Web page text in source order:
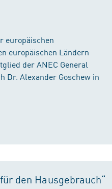
europäischen
europäischen Ländern
der ANEC General
Dr. Alexander Goschew in
den Hausgebrauch“